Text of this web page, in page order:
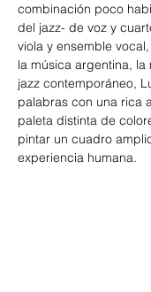
combinación poco
del jazz- de voz y
viola y ensemble
la música argentina, la
jazz contemporáneo,
palabras con una rica
paleta distinta de
pintar un cuadro
experiencia humana.